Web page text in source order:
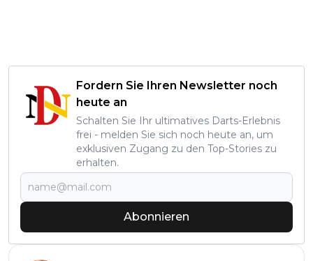
Fordern Sie Ihren Newsletter noch
heute an
Schalten Sie Ihr ultimatives Darts-Erlebnis
frei - melden Sie sich noch heute an, um
exklusiven Zugang zu den Top-Stories zu
erhalten.
Abonnieren